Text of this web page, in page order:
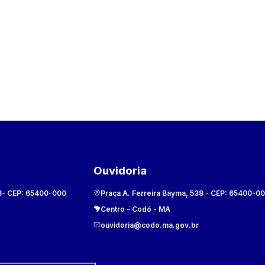
- CEP: 65400-000
Ouvidoria
Praça A. Ferreira Bayma, 538- CEP: 65400-
Centro - Codó - MA
ouvidoria@codo.ma.gov.br